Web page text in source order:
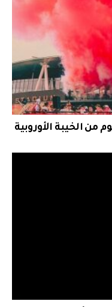
من الخيبة الأوروبية